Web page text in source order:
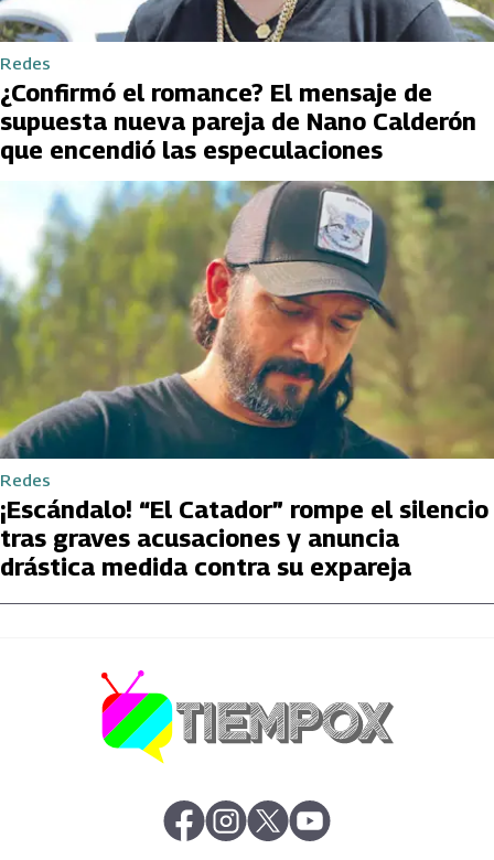
Redes
¿Confirmó el romance? El mensaje de
supuesta nueva pareja de Nano Calderón
que encendió las especulaciones
Redes
¡Escándalo! “El Catador” rompe el silencio
tras graves acusaciones y anuncia
drástica medida contra su expareja
abre en nueva pestaña
abre en nueva pestaña
abre en nueva pestaña